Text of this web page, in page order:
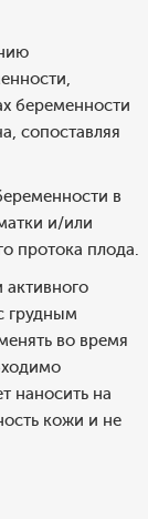
беременности
сопоставляя
в
и/или
протока плода.
активного
грудным
во время
наносить на
кожи и не